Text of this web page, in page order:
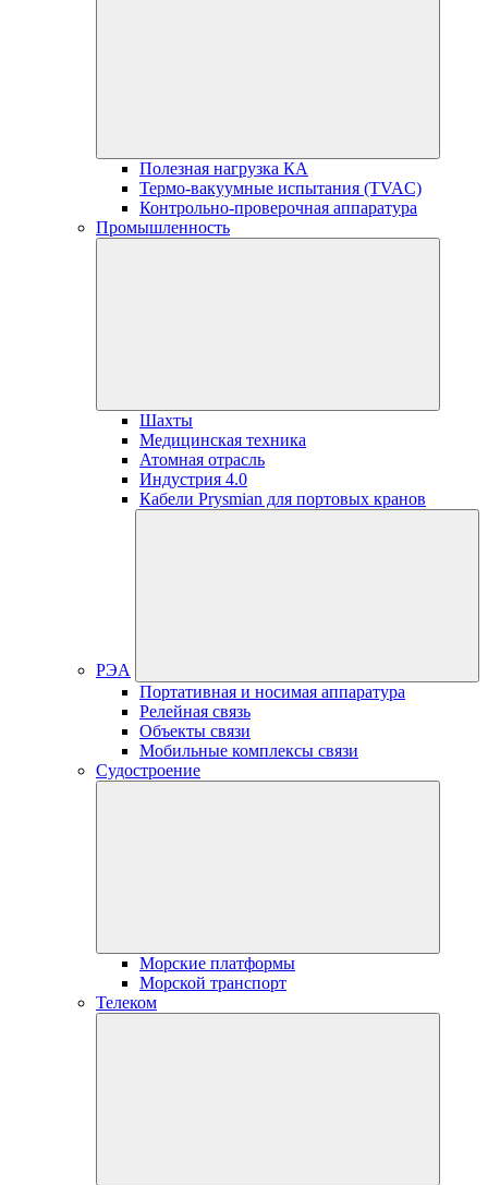
Полезная нагрузка КА
Термо-вакуумные испытания (TVAC)
Контрольно-проверочная аппаратура
Промышленность
Шахты
Медицинская техника
Атомная отрасль
Индустрия 4.0
Кабели Prysmian для портовых кранов
РЭА
Портативная и носимая аппаратура
Релейная связь
Объекты связи
Мобильные комплексы связи
Судостроение
Морские платформы
Морской транспорт
Телеком